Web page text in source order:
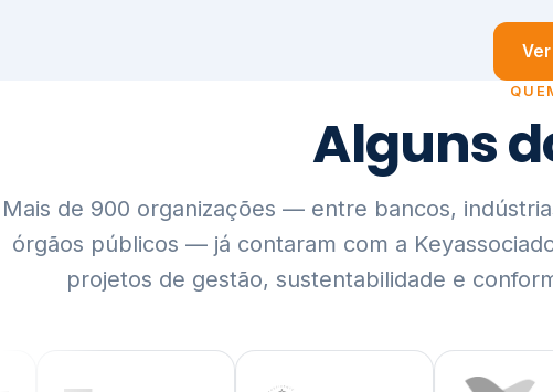
Alguns
Mais de 900 organizações — entre bancos,
órgãos públicos — já contaram com a
projetos de gestão, sustentabilidade e